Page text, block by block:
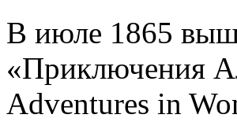
В июле 1865
«Приключения
Adventures in